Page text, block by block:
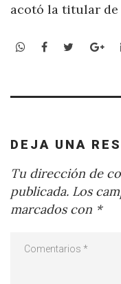
acotó la titular de
WhatsApp
Facebook
Twitter
DEJA UNA
Tu dirección de
publicada. Los
marcados con *